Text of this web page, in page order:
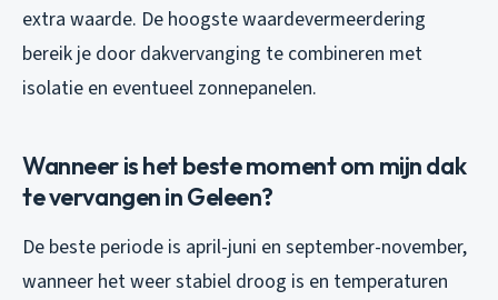
extra waarde. De hoogste waardevermeerdering
bereik je door dakvervanging te combineren met
isolatie en eventueel zonnepanelen.
Wanneer is het beste moment om mijn dak
te vervangen in Geleen?
De beste periode is april-juni en september-november,
wanneer het weer stabiel droog is en temperaturen